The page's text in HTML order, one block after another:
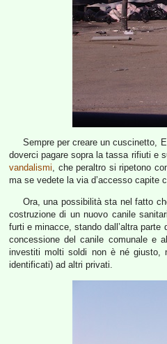
Sempre per creare un cuscinetto,
doverci pagare sopra la tassa rifiuti e
vandalismi, che peraltro si ripetono
ma se vedete la via d’accesso capite
Ora, una possibilità sta nel fatto
costruzione di un nuovo canile
furti e minacce, stando dall’altra
concessione del canile comunale e
investiti molti soldi non è né giusto,
identificati) ad altri privati.